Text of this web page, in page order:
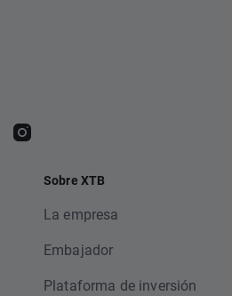
Sobre XTB
La empresa
Embajador
Plataforma de inversión